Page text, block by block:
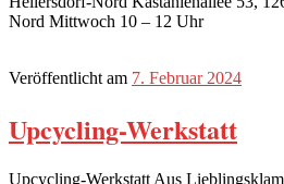
Nord Mittwoch 10 – 12 Uhr
Veröffentlicht am 7. Februar 2024
Upcycling-Werkstatt
Upcycling-Werkstatt Aus